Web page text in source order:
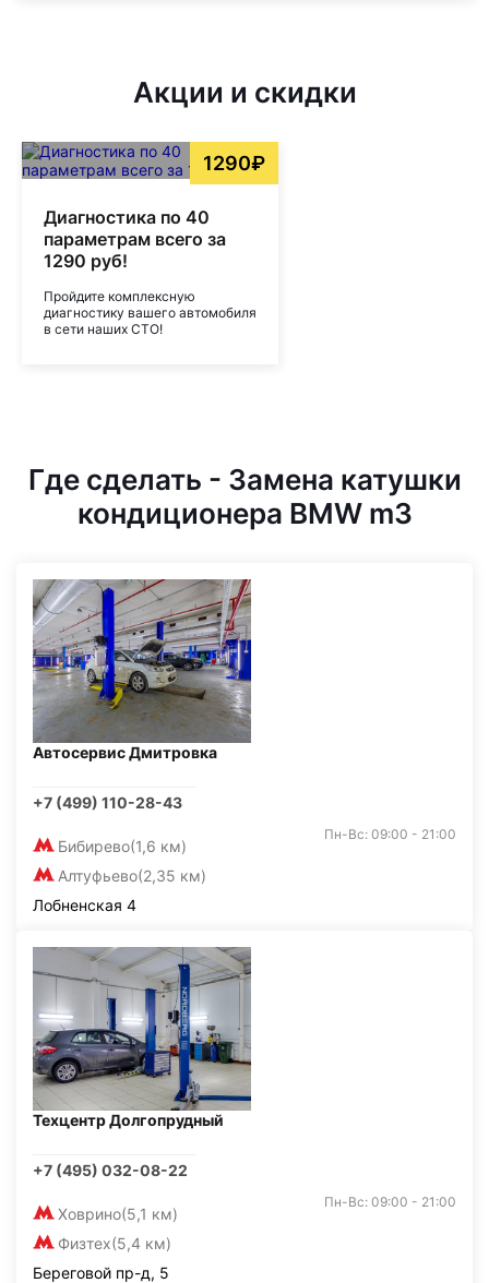
Акции и скидки
1290₽
Диагностика по 40
параметрам всего за
1290 руб!
Пройдите комплексную
диагностику вашего автомобиля
в сети наших СТО!
Где сделать - Замена катушки
кондиционера BMW m3
Автосервис Дмитровка
+7 (499) 110-28-43
Бибирево(1,6 км)
Алтуфьево(2,35 км)
Пн-Вс: 09:00 - 21:00
Лобненская 4
Техцентр Долгопрудный
+7 (495) 032-08-22
Ховрино(5,1 км)
Физтех(5,4 км)
Пн-Вс: 09:00 - 21:00
Береговой пр-д, 5